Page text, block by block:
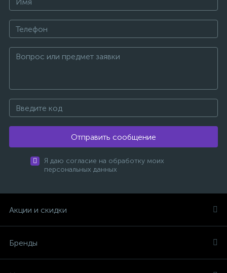
Отправить сообщение
Я даю согласие на обработку моих
персональных данных
Акции и скидки
Бренды